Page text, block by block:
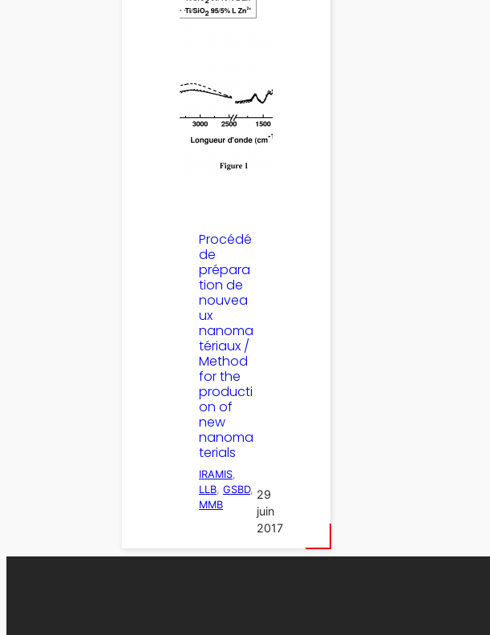
Procédé
de
prépara
tion de
nouvea
ux
nanoma
tériaux /
Method
for the
producti
on of
new
nanoma
terials
IRAMIS
LLB GSBD
MMB
29
juin
2017